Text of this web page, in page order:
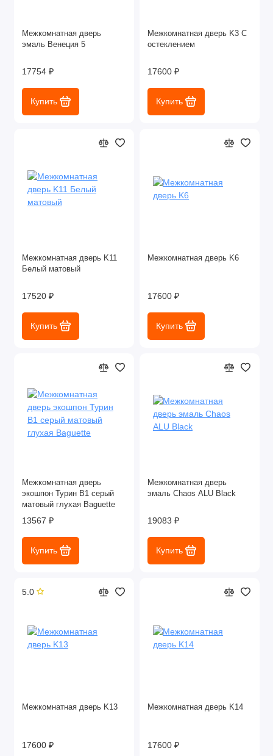
Межкомнатная дверь
эмаль Венеция 5
17754 ₽
Купить
Межкомнатная дверь K3 С
остеклением
17600 ₽
Купить
Межкомнатная дверь K11
Белый матовый
17520 ₽
Купить
Межкомнатная дверь K6
17600 ₽
Купить
Межкомнатная дверь
экошпон Турин В1 серый
матовый глухая Baguette
13567 ₽
Купить
Межкомнатная дверь
эмаль Chaos ALU Black
19083 ₽
Купить
5.0
Межкомнатная дверь K13
17600 ₽
Межкомнатная дверь K14
17600 ₽